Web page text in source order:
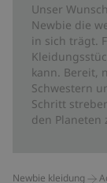
Unser
Newbie die
in sich trägt.
kann. Bereit,
Schwestern
Schritt
den Planeten
Newbie kleidung